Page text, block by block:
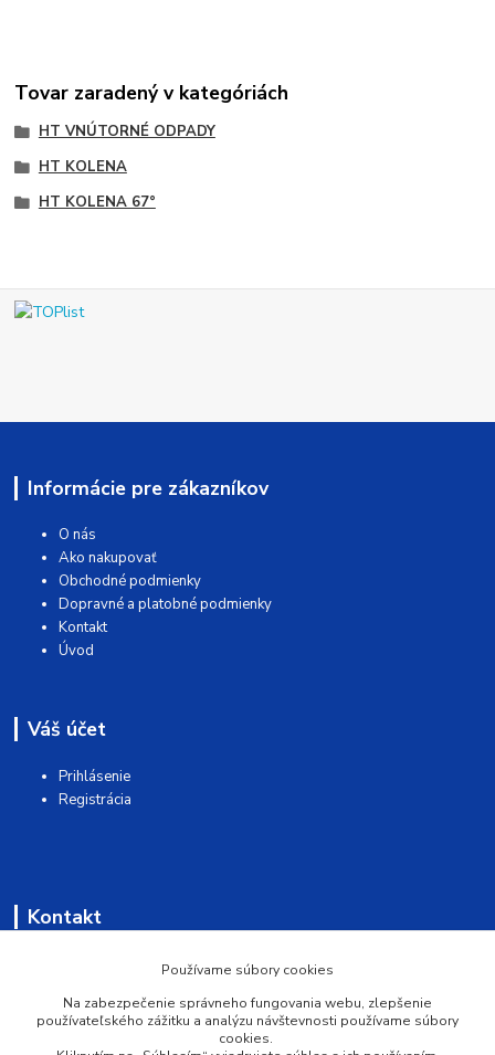
Tovar zaradený v kategóriách
HT VNÚTORNÉ ODPADY
HT KOLENA
HT KOLENA 67°
Informácie pre zákazníkov
O nás
Ako nakupovať
Obchodné podmienky
Dopravné a platobné podmienky
Kontakt
Úvod
Váš účet
Prihlásenie
Registrácia
Kontakt
0902 527 909
Používame súbory cookies
Na zabezpečenie správneho fungovania webu, zlepšenie
používateľského zážitku a analýzu návštevnosti používame súbory
cookies.